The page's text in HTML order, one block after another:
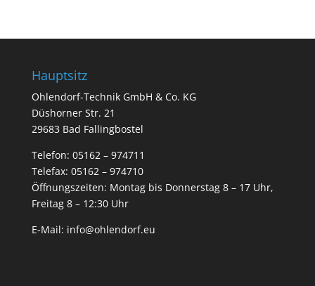
Hauptsitz
Ohlendorf-Technik GmbH & Co. KG
Düshorner Str. 21
29683 Bad Fallingbostel
Telefon: 05162 – 974711
Telefax: 05162 – 974710
Öffnungszeiten: Montag bis Donnerstag 8 – 17 Uhr,
Freitag 8 – 12:30 Uhr
E-Mail: info@ohlendorf.eu